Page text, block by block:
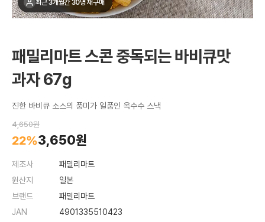
최근 3개월간 30명 재구매
패밀리마트 스콘 중독되는 바비큐맛
과자 67g
진한 바비큐 소스의 풍미가 일품인 옥수수 스낵
4,650원
22%3,650원
제조사
패밀리마트
원산지
일본
브랜드
패밀리마트
JAN
4901335510423